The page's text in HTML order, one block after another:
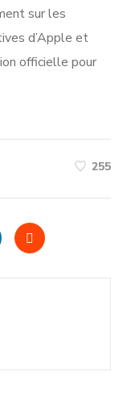
sur les
d’Apple et
officielle pour
255